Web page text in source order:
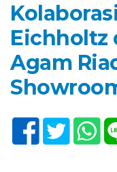
Eichholtz
Agam